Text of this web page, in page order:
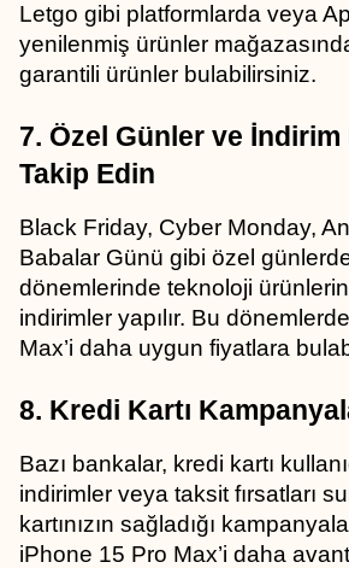
Letgo gibi platformlarda veya
yenilenmiş ürünler
garantili ürünler bulabilirsiniz.
7. Özel Günler ve
Takip Edin
Black Friday, Cyber Monday,
Babalar Günü gibi özel
dönemlerinde teknoloji
indirimler yapılır. Bu
Max’i daha uygun fiyatlara
8. Kredi Kartı
Bazı bankalar, kredi kartı
indirimler veya taksit fırsatları
kartınızın sağladığı
iPhone 15 Pro Max’i daha